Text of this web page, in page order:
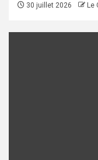
30 juillet 2026 Le